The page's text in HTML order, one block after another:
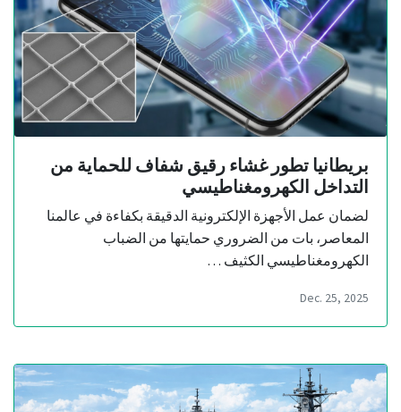
بريطانيا تطور غشاء رقيق شفاف للحماية من
التداخل الكهرومغناطيسي
لضمان عمل الأجهزة الإلكترونية الدقيقة بكفاءة في عالمنا
المعاصر، بات من الضروري حمايتها من الضباب
الكهرومغناطيسي الكثيف …
Dec. 25, 2025